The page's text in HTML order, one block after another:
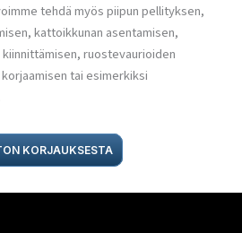
tehdä myös piipun pellityksen,
kattoikkunan asentamisen,
ruostevaurioiden
tai esimerkiksi
KORJAUKSESTA